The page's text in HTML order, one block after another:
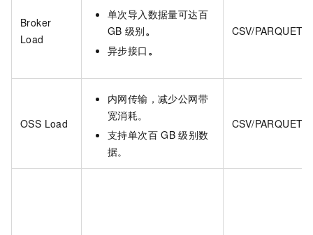
Broker
Load
单次导入数据量可达百
GB 级别。
异步接口 。
CSV/PARQUET/
OSS Load
内网传输，减少公网带
宽消耗。
支持单次百 GB 级别数
据。
CSV/PARQUET/